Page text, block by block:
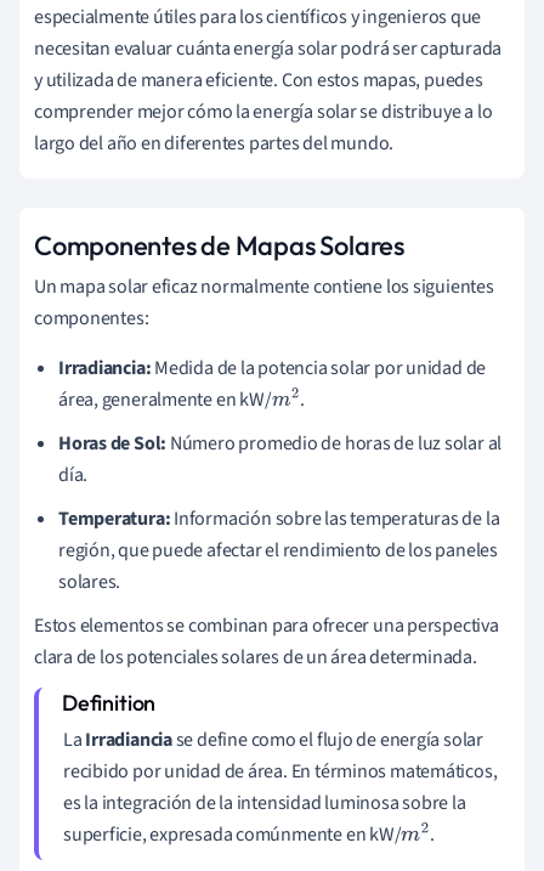
especialmente útiles para los científicos y ingenieros que
necesitan evaluar cuánta energía solar podrá ser capturada
y utilizada de manera eficiente. Con estos mapas, puedes
comprender mejor cómo la energía solar se distribuye a lo
largo del año en diferentes partes del mundo.
Componentes de Mapas Solares
Un mapa solar eficaz normalmente contiene los siguientes
componentes:
Irradiancia:Medida de la potencia solar por unidad de
área, generalmente en kW/m2.
Horas de Sol: Número promedio de horas de luz solar al
día.
Temperatura:Información sobre las temperaturas de la
región, que puede afectar el rendimiento de los paneles
solares.
Estos elementos se combinan para ofrecer una perspectiva
clara de los potenciales solares de un área determinada.
LaIrradianciase define como el flujo de energía solar
recibido por unidad de área. En términos matemáticos,
es la integración de la intensidad luminosa sobre la
superficie, expresada comúnmente en kW/m2.